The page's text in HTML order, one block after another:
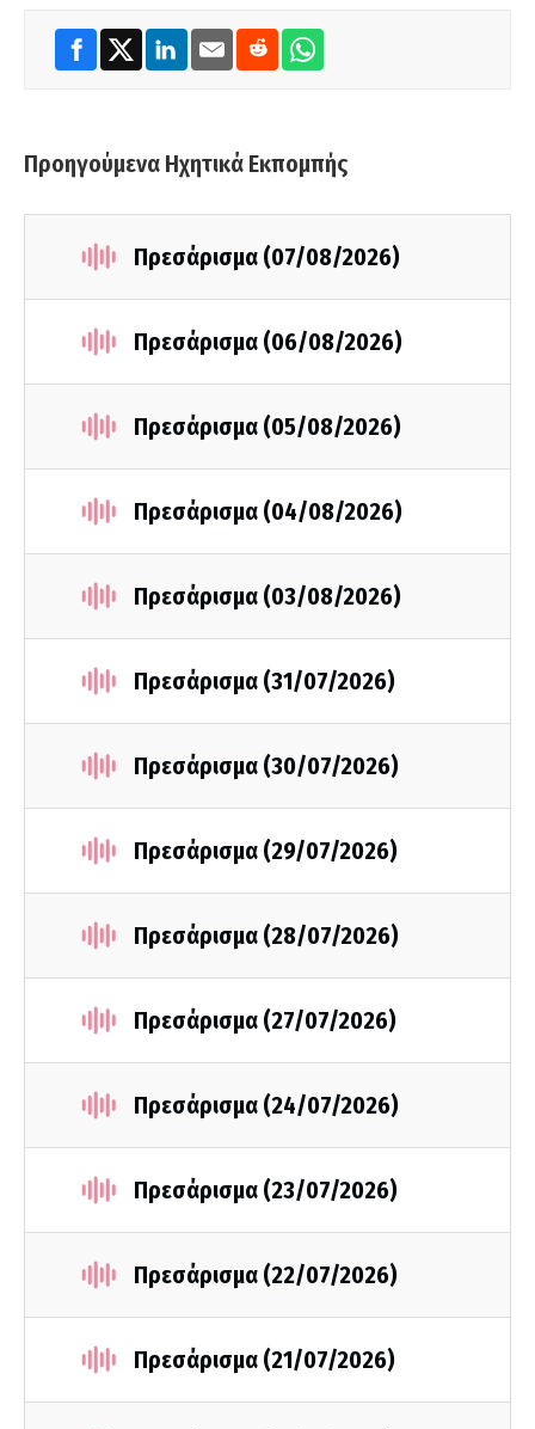
Προηγούμενα Ηχητικά Εκπομπής
Πρεσάρισμα (07/08/2026)
Πρεσάρισμα (06/08/2026)
Πρεσάρισμα (05/08/2026)
Πρεσάρισμα (04/08/2026)
Πρεσάρισμα (03/08/2026)
Πρεσάρισμα (31/07/2026)
Πρεσάρισμα (30/07/2026)
Πρεσάρισμα (29/07/2026)
Πρεσάρισμα (28/07/2026)
Πρεσάρισμα (27/07/2026)
Πρεσάρισμα (24/07/2026)
Πρεσάρισμα (23/07/2026)
Πρεσάρισμα (22/07/2026)
Πρεσάρισμα (21/07/2026)